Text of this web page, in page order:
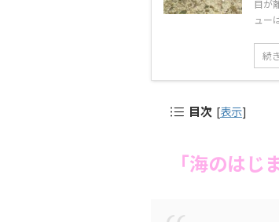
目が
ュー
続
目次 [表示]
「海のは